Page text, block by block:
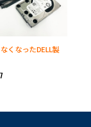
くなったDELL製